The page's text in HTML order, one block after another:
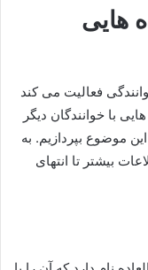
هایی
فعالیت می‌ کند
با خوانندگان دیگر
موضوع بپردازیم. به
بیشتر تا انتهای